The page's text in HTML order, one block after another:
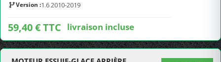
Version :1.6 2010-2019
59,40 € TTC livraison incluse